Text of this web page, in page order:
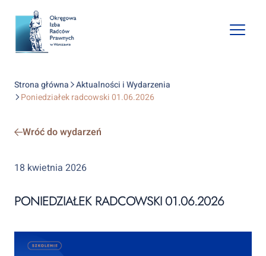
Open
Strona główna
Aktualności i Wydarzenia
Poniedziałek radcowski 01.06.2026
Wróć do wydarzeń
18 kwietnia 2026
PONIEDZIAŁEK RADCOWSKI 01.06.2026